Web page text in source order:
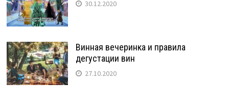
30.12.2020
Винная вечеринка и правила
дегустации вин
27.10.2020